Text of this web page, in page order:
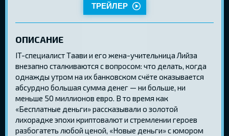
ТРЕЙЛЕР
ОПИСАНИЕ
IT-специалист Таави и его жена-учительница Лийза
внезапно сталкиваются с вопросом: что делать, когда
однажды утром на их банковском счёте оказывается
абсурдно большая сумма денег — ни больше, ни
меньше 50 миллионов евро. В то время как
«Бесплатные деньги» рассказывали о золотой
лихорадке эпохи криптовалют и стремлении героев
разбогатеть любой ценой, «Новые деньги» с юмором